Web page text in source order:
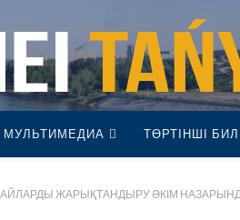
МУЛЬТИМЕДИА ТӨРТІНШІ
ЖАРЫҚТАНДЫРУ ӘКІМ